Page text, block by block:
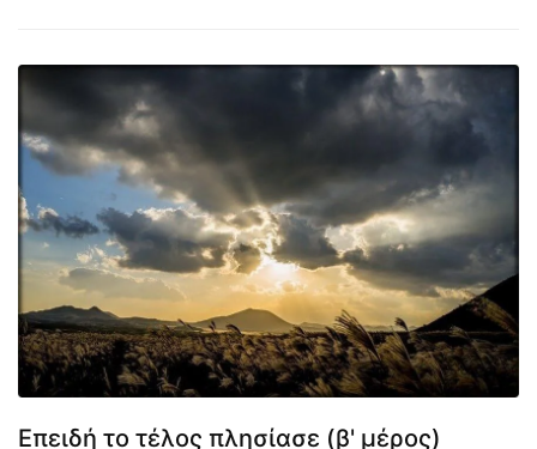
Επειδή το τέλος πλησίασε (β' μέρος)